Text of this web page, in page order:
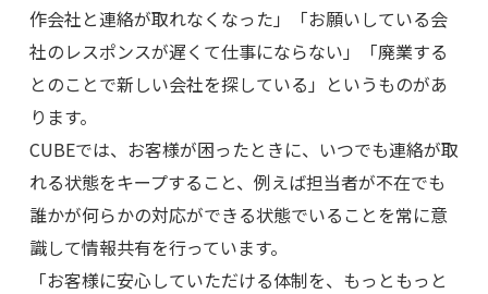
作会社と連絡が取れなくなった」「お願いしている会
社のレスポンスが遅くて仕事にならない」「廃業する
とのことで新しい会社を探している」というものがあ
ります。
CUBEでは、お客様が困ったときに、いつでも連絡が取
れる状態をキープすること、例えば担当者が不在でも
誰かが何らかの対応ができる状態でいることを常に意
識して情報共有を行っています。
「お客様に安心していただける体制を、もっともっと